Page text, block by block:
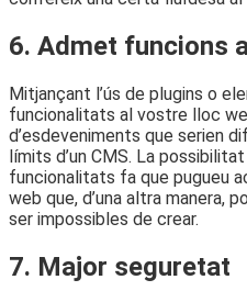
6. Admet funcions
Mitjançant l’ús de plugins o
funcionalitats al vostre lloc
d’esdeveniments que serien
límits d’un CMS. La
funcionalitats fa que pugueu
web que, d’una altra manera,
ser impossibles de crear.
7. Major seguretat